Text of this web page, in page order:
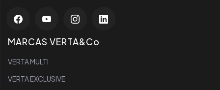
MARCAS VERTA&Co
VERTA MULTI
VERTA EXCLUSIVE